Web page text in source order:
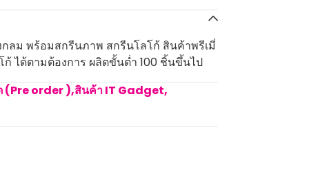
ลม พร้อมสกรีนภาพ สกรีนโลโก้ สินค้าพรีเมี่
ได้ตามต้องการ ผลิตขั้นต่ำ 100 ชิ้นขึ้นไป
(Pre order ),สินค้า IT Gadget,